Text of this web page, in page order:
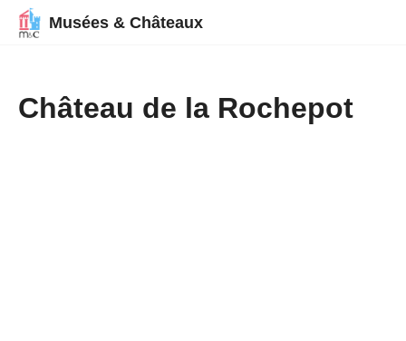
Musées & Châteaux
Château de la Rochepot